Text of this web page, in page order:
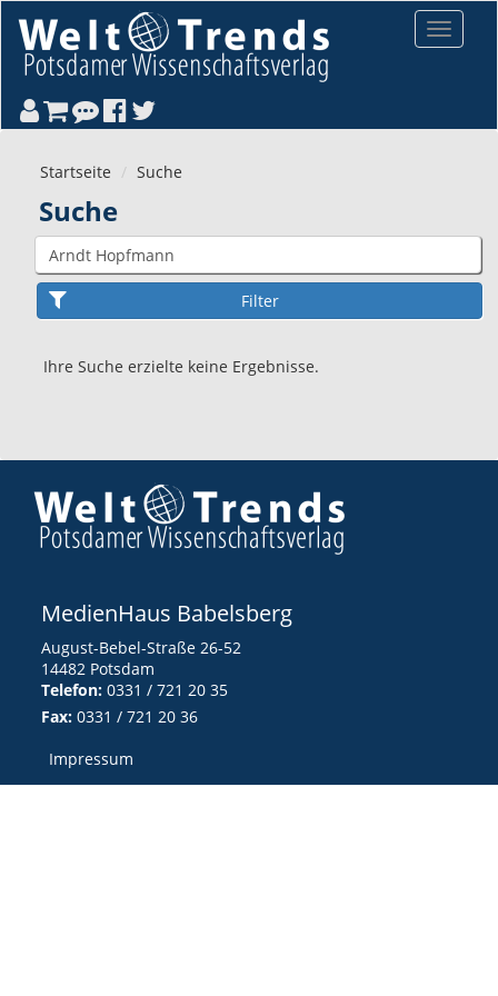
Toggle
Startseite Suche
Suche
Ihre Suche erzielte keine Ergebnisse.
MedienHaus Babelsberg
August-Bebel-Straße 26-52
14482 Potsdam
Telefon: 0331 / 721 20 35
Fax: 0331 / 721 20 36
Impressum